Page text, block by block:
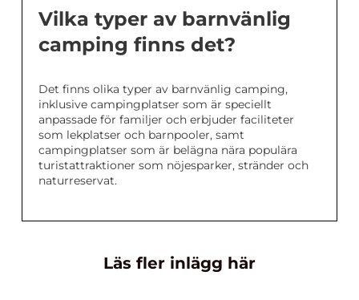
Vilka typer av barnvänlig
camping finns det?
Det finns olika typer av barnvänlig camping,
inklusive campingplatser som är speciellt
anpassade för familjer och erbjuder faciliteter
som lekplatser och barnpooler, samt
campingplatser som är belägna nära populära
turistattraktioner som nöjesparker, stränder och
naturreservat.
Läs fler inlägg här